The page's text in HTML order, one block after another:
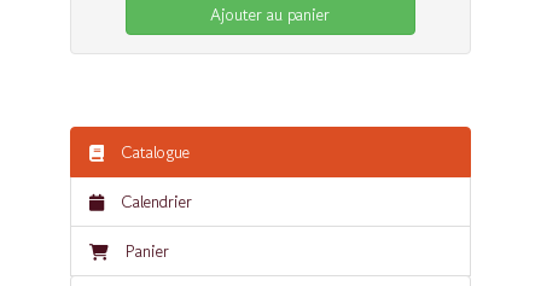
Ajouter au panier
Catalogue
Calendrier
Panier